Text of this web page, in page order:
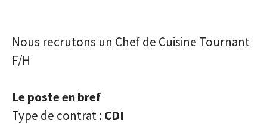
Nous recrutons un Chef de Cuisine Tournant
F/H
Le poste en bref
Type de contrat : CDI